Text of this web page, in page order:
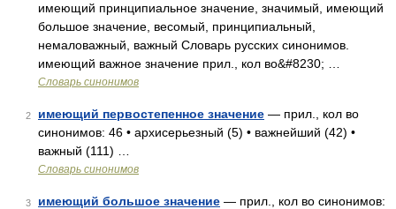
имеющий принципиальное значение, значимый, имеющий
большое значение, весомый, принципиальный,
немаловажный, важный Словарь русских синонимов.
имеющий важное значение прил., кол во&#8230; …
Словарь синонимов
2 имеющий первостепенное значение — прил., кол во
синонимов: 46 • архисерьезный (5) • важнейший (42) •
важный (111) …
Словарь синонимов
3 имеющий большое значение — прил., кол во синонимов: